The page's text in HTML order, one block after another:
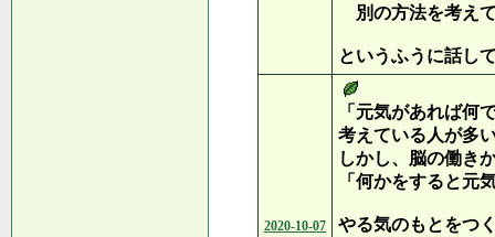
別の方法を考え
というふうに話し
2020-10-07
「元気があれば何
考えている人が多
しかし、脳の働き
「何かをすると元
やる気のもとをつ